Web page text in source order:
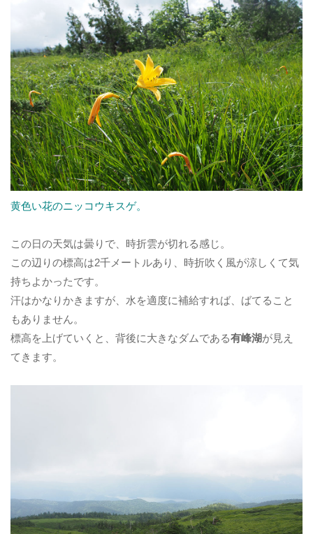
黄色い花のニッコウキスゲ。
この日の天気は曇りで、時折雲が切れる感じ。
この辺りの標高は2千メートルあり、時折吹く風が涼しくて気
持ちよかったです。
汗はかなりかきますが、水を適度に補給すれば、ばてること
もありません。
標高を上げていくと、背後に大きなダムである有峰湖が見え
てきます。